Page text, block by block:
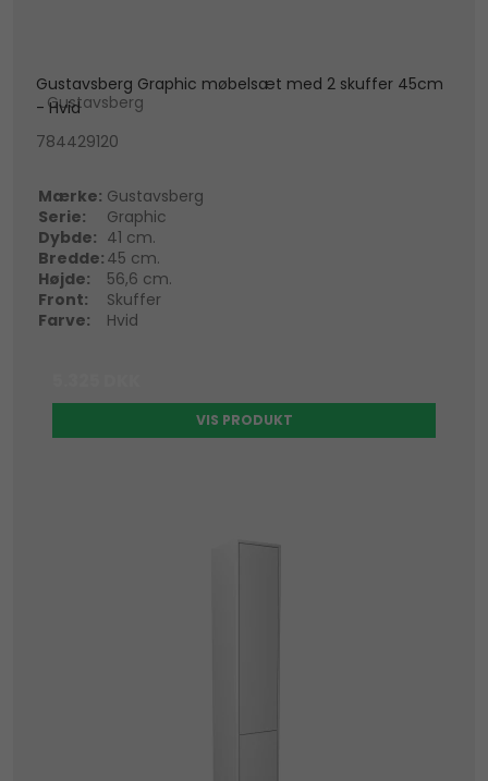
Gustavsberg Graphic møbelsæt med 2 skuffer 45cm
- Hvid
Gustavsberg
784429120
Mærke: Gustavsberg
Serie:
Graphic
Dybde: 41 cm.
Bredde: 45 cm.
Højde:
56,6 cm.
Front:
Skuffer
Farve:
Hvid
VIS PRODUKT